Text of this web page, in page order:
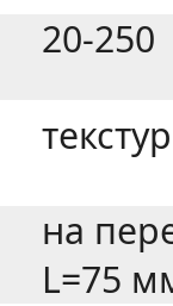
20-250
на
L=75